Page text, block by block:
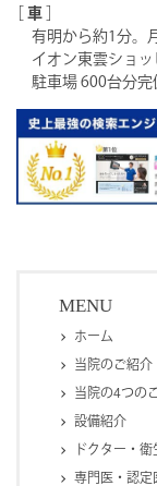
車
有明から約1分。
イオン東雲ショッ
駐車場 600台分完
MENU
ホーム
当院のご紹介
当院の4つの
設備紹介
ドクター・
専門医・認定